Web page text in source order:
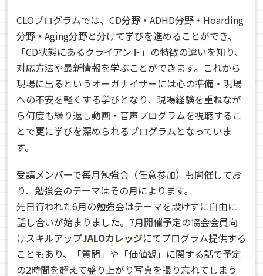
CLOプログラムでは、CD分野・ADHD分野・Hoarding
分野・Aging分野と分けて学びを進めることができ、
「CD状態にあるクライアント」の特徴の違いを知り、
対応方法や最新情報を学ぶことができます。これから
現場に出るというオーガナイザーには心の準備・現場
への不安を軽くする学びとなり、現場経験を重ねなが
ら何度も繰り返し動画・音声プログラムを視聴するこ
とで更に学びを深められるプログラムとなっていま
す。
受講メンバーで毎月勉強会（任意参加）も開催してお
り、勉強会のテーマはその月によります。
先日行われた6月の勉強会はテーマを設けずに自由に
話し合いが始まりました。7月開催予定の協会会員向
けスキルアップJALOカレッジにてプログラム提供する
こともあり、「質問」や「価値観」に関する話で予定
の2時間を超えて盛り上がり写真を撮り忘れてしまう